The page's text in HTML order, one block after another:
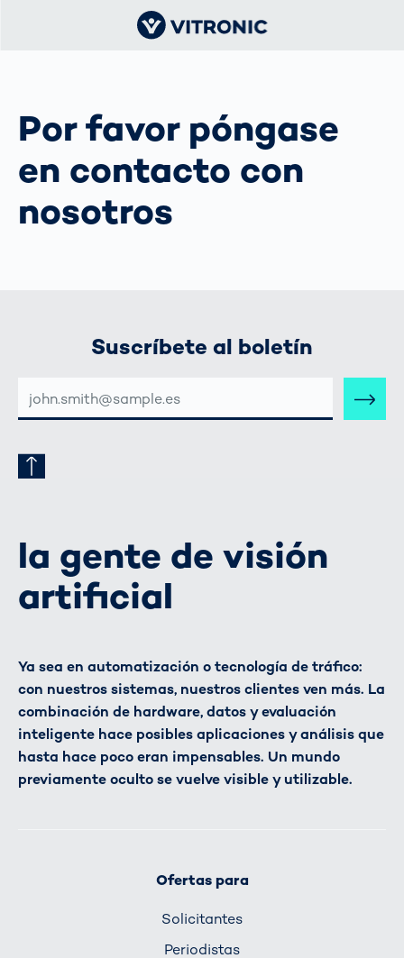
Por favor póngase
en contacto con
nosotros
Suscríbete al boletín
CORREO
la gente de visión
artificial
Ya sea en automatización o tecnología de tráfico:
con nuestros sistemas, nuestros clientes ven más. La
combinación de hardware, datos y evaluación
inteligente hace posibles aplicaciones y análisis que
hasta hace poco eran impensables. Un mundo
previamente oculto se vuelve visible y utilizable.
Ofertas para
Solicitantes
Periodistas